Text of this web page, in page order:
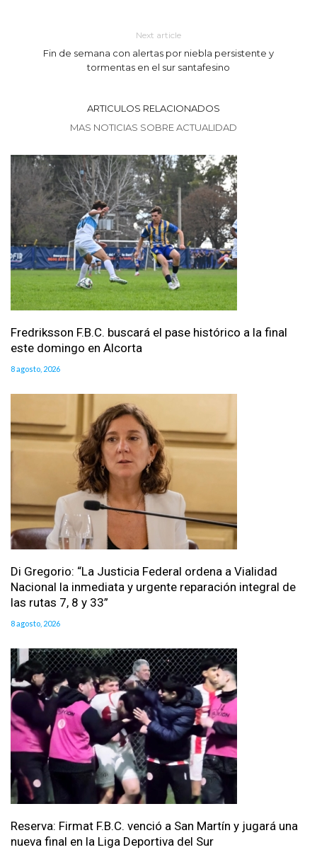
Next article
Fin de semana con alertas por niebla persistente y
tormentas en el sur santafesino
ARTICULOS RELACIONADOS
MAS NOTICIAS SOBRE ACTUALIDAD
Fredriksson F.B.C. buscará el pase histórico a la final
este domingo en Alcorta
8 agosto, 2026
Di Gregorio: “La Justicia Federal ordena a Vialidad
Nacional la inmediata y urgente reparación integral de
las rutas 7, 8 y 33”
8 agosto, 2026
Reserva: Firmat F.B.C. venció a San Martín y jugará una
nueva final en la Liga Deportiva del Sur